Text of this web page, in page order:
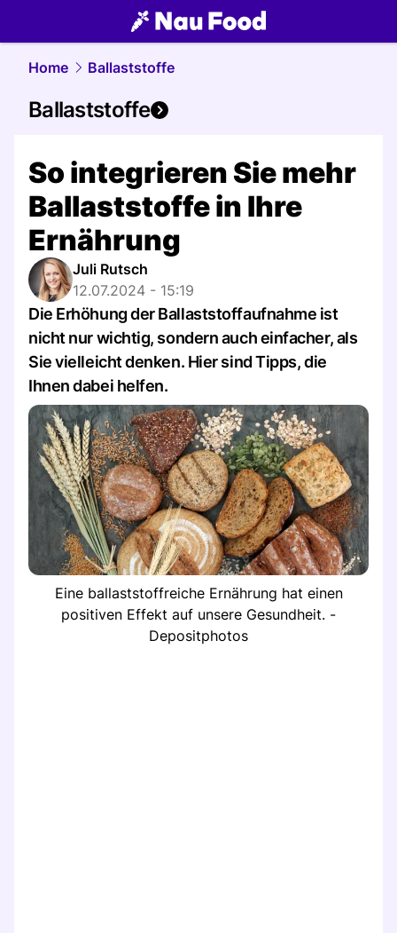
food.NAU.ch
Home Ballaststoffe
Ballaststoffe
So integrieren Sie mehr
Ballaststoffe in Ihre
Ernährung
Juli Rutsch
12.07.2024 - 15:19
Die Erhöhung der Ballaststoffaufnahme ist
nicht nur wichtig, sondern auch einfacher, als
Sie vielleicht denken. Hier sind Tipps, die
Ihnen dabei helfen.
Eine ballaststoffreiche Ernährung hat einen
positiven Effekt auf unsere Gesundheit. -
Depositphotos